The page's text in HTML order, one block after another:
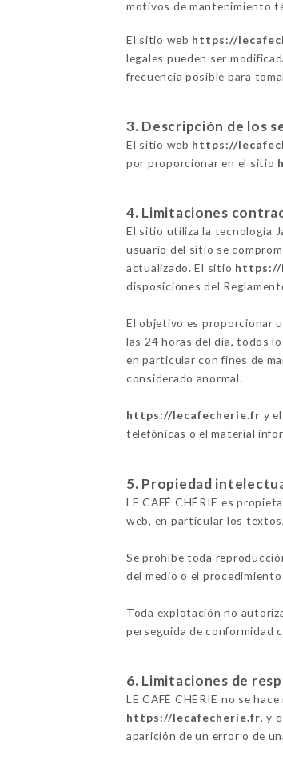
motivos de mantenimiento
El sitio web https://
legales pueden ser
frecuencia posible para
3. Descripción de los
El sitio web https://
por proporcionar en el sitio
4. Limitaciones
El sitio utiliza la tecnología
usuario del sitio se
actualizado. El sitio https://
disposiciones del
El objetivo es proporcionar
las 24 horas del día, todos
en particular con fines de
considerado anormal.
https://lecafecherie.fr y
telefónicas o el material
5. Propiedad
LE CAFÉ CHÉRIE es
web, en particular los
Se prohíbe toda
del medio o el
Toda explotación no
perseguida de conformidad
6. Limitaciones de
LE CAFÉ CHÉRIE no se
https://lecafecherie.fr, y
aparición de un error o de